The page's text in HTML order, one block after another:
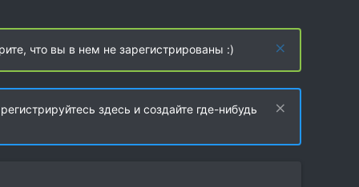
что вы в нем не зарегистрированы :)
здесь и создайте где-нибудь